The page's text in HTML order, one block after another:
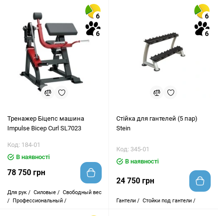
6
6
Тренажер Біцепс машина
Impulse Bicep Curl SL7023
Код: 184-01
В наявності
78 750 грн
Для рук / Силовые / Свободный вес
/
Профессиональный /
6
6
Стійка для гантелей (5 пар)
Stein
Код: 345-01
В наявності
24 750 грн
Гантели / Стойки под гантели /